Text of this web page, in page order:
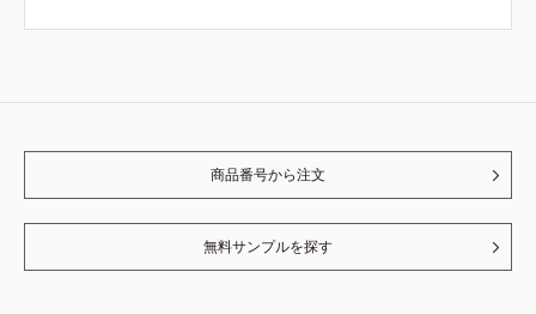
商品番号から注文
無料サンプルを探す